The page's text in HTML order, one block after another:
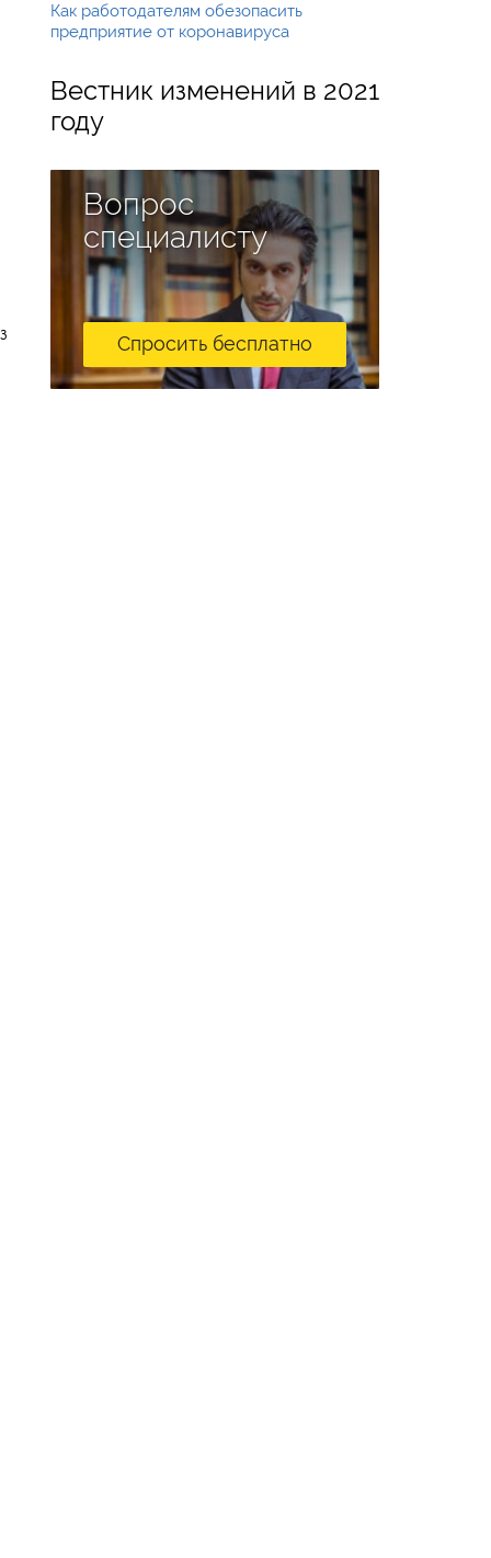
Как работодателям обезопасить
предприятие от коронавируса
Вестник изменений в 2021
году
Вопрос
специалисту
Спросить бесплатно